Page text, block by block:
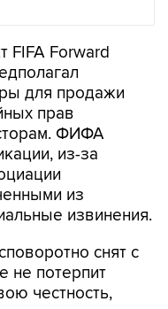
FIFA Forward
для продажи
прав
ФИФА
из-за
из
извинения.
снят с
не потерпит
честность,